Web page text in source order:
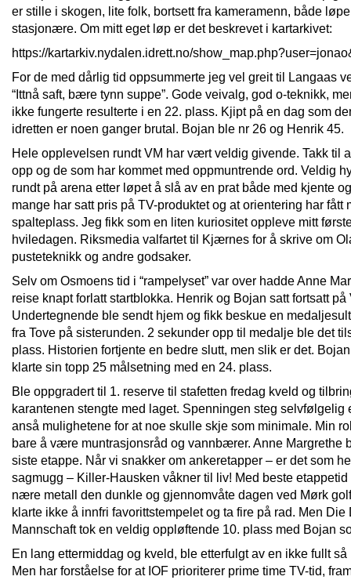
er stille i skogen, lite folk, bortsett fra kameramenn, både
stasjonære. Om mitt eget løp er det beskrevet i kartarkivet:
https://kartarkiv.nydalen.idrett.no/
For de med dårlig tid oppsummerte jeg vel greit til Langaas
“Ittnå saft, bære tynn suppe”. Gode veivalg, god o-teknikk,
ikke fungerte resulterte i en 22. plass. Kjipt på en dag som
idretten er noen ganger brutal. Bojan ble nr 26 og Henrik 45.
Hele opplevelsen rundt VM har vært veldig givende. Takk til
opp og de som har kommet med oppmuntrende ord. Veldig
rundt på arena etter løpet å slå av en prat både med kjente
mange har satt pris på TV-produktet og at orientering har fått
spalteplass. Jeg fikk som en liten kuriositet oppleve mitt
hviledagen. Riksmedia valfartet til Kjærnes for å skrive om
pusteteknikk og andre godsaker.
Selv om Osmoens tid i “rampelyset” var over hadde Anne
reise knapt forlatt startblokka. Henrik og Bojan satt fortsatt
Undertegnende ble sendt hjem og fikk beskue en
fra Tove på sisterunden. 2 sekunder opp til medalje ble det
plass. Historien fortjente en bedre slutt, men slik er det.
klarte sin topp 25 målsetning med en 24. plass.
Ble oppgradert til 1. reserve til stafetten fredag kveld og
karantenen stengte med laget. Spenningen steg selvfølgelig
anså mulighetene for at noe skulle skje som minimale. Min
bare å være muntrasjonsråd og vannbærer. Anne Margrethe
siste etappe. Når vi snakker om ankeretapper – er det som
sagmugg – Killer-Hausken våkner til liv! Med beste
nære metall den dunkle og gjennomvåte dagen ved Mørk
klarte ikke å innfri favorittstempelet og ta fire på rad. Men Die
Mannschaft tok en veldig oppløftende 10. plass med Bojan
En lang ettermiddag og kveld, ble etterfulgt av en ikke fullt så
Men har forståelse for at IOF prioriterer prime time TV-tid,